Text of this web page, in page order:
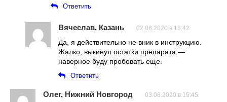
Ответить
Вячеслав, Казань 02.08.2020 в 18:42
Да, я действительно не вник в инструкцию.
Жалко, выкинул остатки препарата —
наверное буду пробовать еще.
Ответить
Олег, Нижний Новгород 03.08.2020 в 15:45